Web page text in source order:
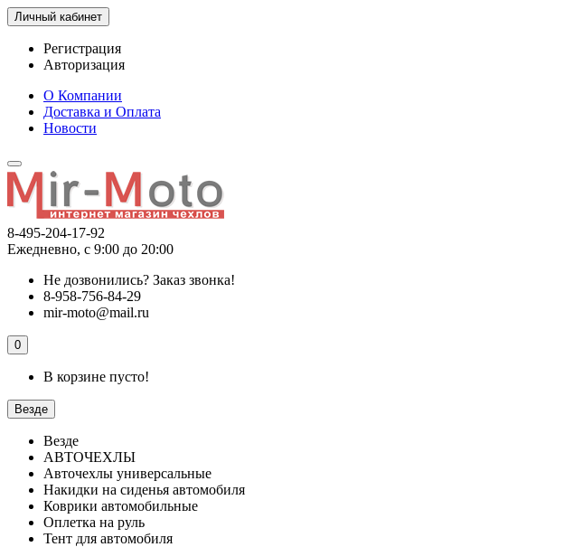
Личный кабинет
Регистрация
Авторизация
О Компании
Доставка и Оплата
Новости
8-495-204-17-92
Ежедневно, с 9:00 до 20:00
Не дозвонились? Заказ звонка!
8-958-756-84-29
mir-moto@mail.ru
0
В корзине пусто!
Везде
Везде
АВТОЧЕХЛЫ
Авточехлы универсальные
Накидки на сиденья автомобиля
Коврики автомобильные
Оплетка на руль
Тент для автомобиля